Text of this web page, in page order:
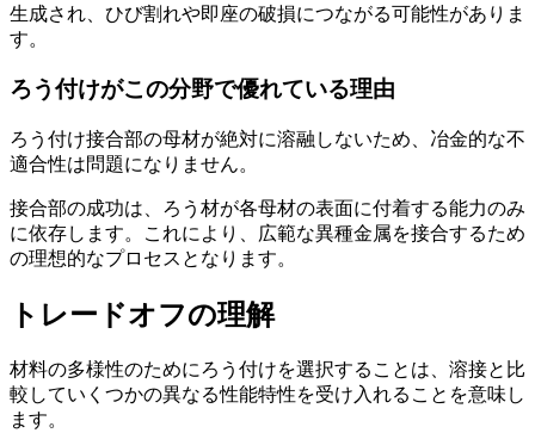
生成され、ひび割れや即座の破損につながる可能性がありま
す。
ろう付けがこの分野で優れている理由
ろう付け接合部の母材が絶対に溶融しないため、冶金的な不
適合性は問題になりません。
接合部の成功は、ろう材が各母材の表面に付着する能力のみ
に依存します。これにより、広範な異種金属を接合するため
の理想的なプロセスとなります。
トレードオフの理解
材料の多様性のためにろう付けを選択することは、溶接と比
較していくつかの異なる性能特性を受け入れることを意味し
ます。